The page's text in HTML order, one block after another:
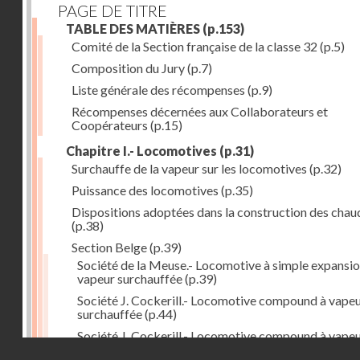
PAGE DE TITRE
TABLE DES MATIÈRES (p.153)
Comité de la Section française de la classe 32 (p.5)
Composition du Jury(p.7)
Liste générale des récompenses (p.9)
Récompenses décernées aux Collaborateurs et
Coopérateurs (p.15)
Chapitre I.- Locomotives (p.31)
Surchauffe de la vapeur sur les locomotives (p.32)
Puissance des locomotives (p.35)
Dispositions adoptées dans la construction des
(p.38)
Section Belge(p.39)
Société de la Meuse.- Locomotive à simple
vapeur surchauffée(p.39)
Société J. Cockerill.- Locomotive compound à
surchauffée(p.44)
Société J. Cockerill.- Locomotive compound à